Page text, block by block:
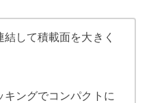
して積載面を大きく
キングでコンパクトに